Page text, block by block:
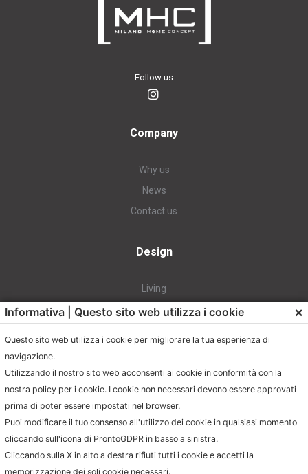
Follow us
Company
Why us
News
Contact us
Design
Living
Dining
Contact
info@milanohome.it
jacopo.muto@milanohome.it
Informativa | Questo sito web utilizza i cookie ×
Questo sito web utilizza i cookie per migliorare la tua esperienza di
navigazione.
Utilizzando il nostro sito web acconsenti ai cookie in conformità con la
nostra policy per i cookie. I cookie non necessari devono essere approvati
prima di poter essere impostati nel browser.
Puoi modificare il tuo consenso all'utilizzo dei cookie in qualsiasi momento
cliccando sull'icona di ProntoGDPR in basso a sinistra.
Cliccando sulla X in alto a destra rifiuti tutti i cookie e accetti la
memorizzazione dei soli cookie necessari.